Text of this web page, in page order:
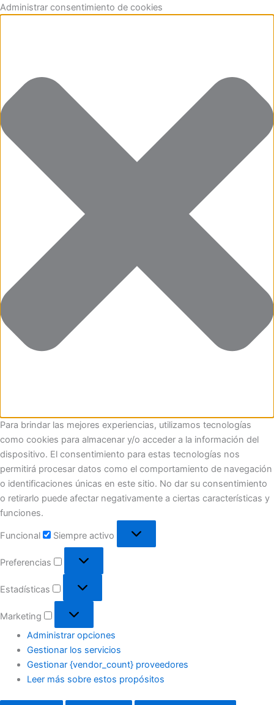
Administrar consentimiento de cookies
Para brindar las mejores experiencias, utilizamos tecnologías
como cookies para almacenar y/o acceder a la información del
dispositivo. El consentimiento para estas tecnologías nos
permitirá procesar datos como el comportamiento de navegación
o identificaciones únicas en este sitio. No dar su consentimiento
o retirarlo puede afectar negativamente a ciertas características y
funciones.
Funcional
Funcional
Siempre activo
Preferencias
Preferencias
Estadísticas
Estadísticas
Marketing
Marketing
Administrar opciones
Gestionar los servicios
Gestionar {vendor_count} proveedores
Leer más sobre estos propósitos
Ir